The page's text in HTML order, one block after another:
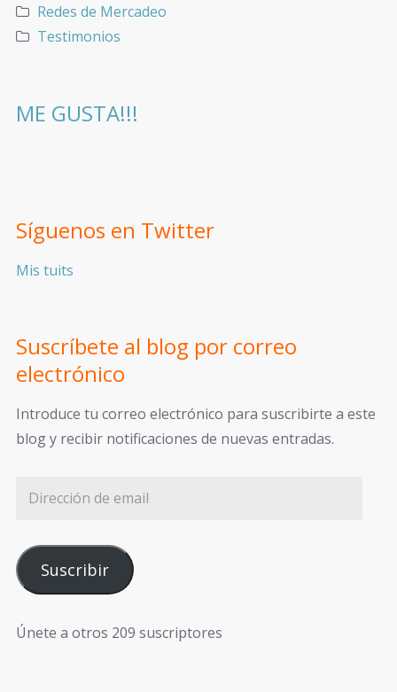
Redes de Mercadeo
Testimonios
ME GUSTA!!!
Síguenos en Twitter
Mis tuits
Suscríbete al blog por correo
electrónico
Introduce tu correo electrónico para suscribirte a este
blog y recibir notificaciones de nuevas entradas.
Suscribir
Únete a otros 209 suscriptores